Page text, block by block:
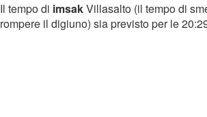
Il tempo di imsakVillasalto (il tempo di
rompere il digiuno) sia previsto per le